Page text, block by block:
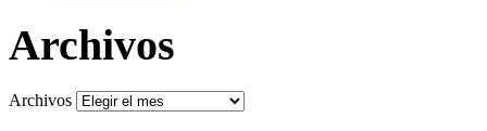
Archivos
Archivos